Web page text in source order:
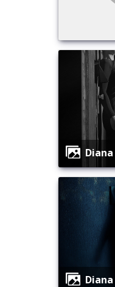
Diana
Diana